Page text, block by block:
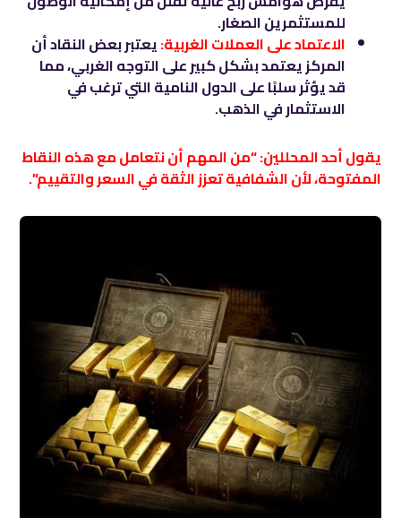
للمستثمرين الصغار.
الاعتماد على العملات الغربية:يعتبر بعض النقاد أن
المركز يعتمد بشكل كبير على التوجه الغربي، مما
قد يؤثر سلبًا على الدول النامية التي ترغب في
الاستثمار في الذهب.
يقول أحد المحللين: “من المهم أن نتعامل مع هذه النقاط
المفتوحة، لأن الشفافية تعزز الثقة في السعر والتقييم”.